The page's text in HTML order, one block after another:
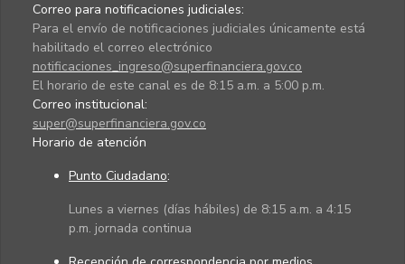
Correo para notificaciones judiciales:
Para el envío de notificaciones judiciales únicamente está
habilitado el correo electrónico
notificaciones_ingreso@superfinanciera.gov.co
El horario de este canal es de 8:15 a.m. a 5:00 p.m.
Correo institucional:
super@superfinanciera.gov.co
Horario de atención
Punto Ciudadano:
Lunes a viernes (días hábiles) de 8:15 a.m. a 4:15
p.m. jornada continua